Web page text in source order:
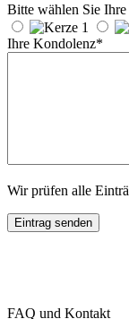
Bitte wählen Sie
Ihre Kondolenz*
Wir prüfen alle
FAQ und Kontakt